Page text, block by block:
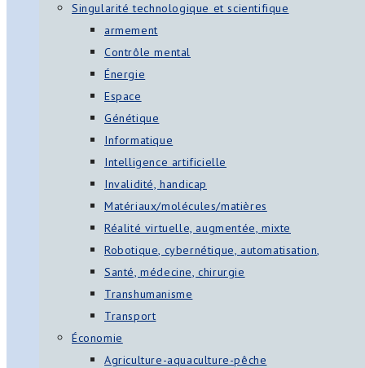
Singularité technologique et scientifique
armement
Contrôle mental
Énergie
Espace
Génétique
Informatique
Intelligence artificielle
Invalidité, handicap
Matériaux/molécules/matières
Réalité virtuelle, augmentée, mixte
Robotique, cybernétique, automatisation,
Santé, médecine, chirurgie
Transhumanisme
Transport
Économie
Agriculture-aquaculture-pêche